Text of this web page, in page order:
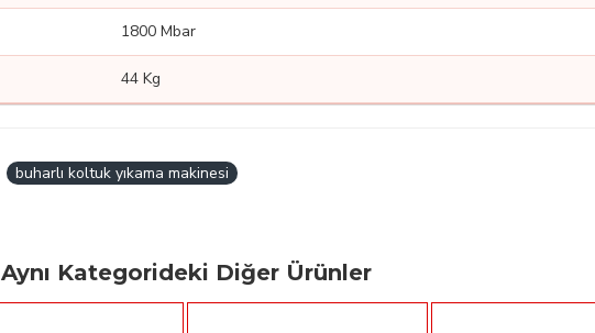
1800 Mbar
44 Kg
buharlı koltuk yıkama makinesi
Aynı Kategorideki Diğer Ürünler